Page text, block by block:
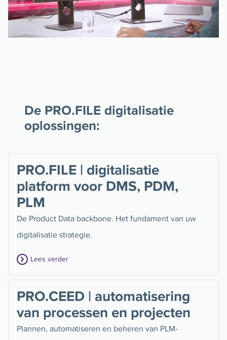
De PRO.FILE digitalisatie
oplossingen:
PRO.FILE | digitalisatie
platform voor DMS, PDM,
PLM
De Product Data backbone. Het fundament van uw
digitalisatie strategie.
Lees verder
PRO.CEED | automatisering
van processen en projecten
Plannen, automatiseren en beheren van PLM-